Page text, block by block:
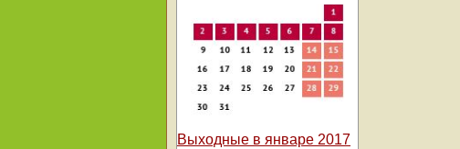
Выходные в январе 2017